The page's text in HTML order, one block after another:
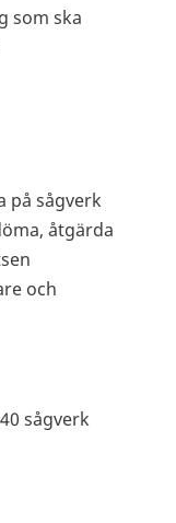
som ska
på sågverk
åtgärda
och
sågverk